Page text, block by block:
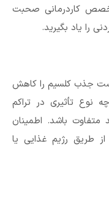
کاردرمانی صحبت
را یاد بگیرید.
جذب کلسیم را کاهش
نوع تأثیری در تراکم
باشد. اطمینان
طریق رژیم غذایی یا